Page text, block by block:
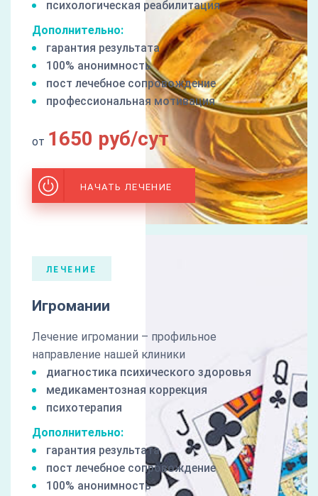
психологическая реабилитация
Дополнительно:
гарантия результата
100% анонимность
пост лечебное сопровождение
профессиональная мотивация
от 1650 руб/сут
НАЧАТЬ ЛЕЧЕНИЕ
ЛЕЧЕНИЕ
Игромании
Лечение игромании – профильное
направление нашей клиники
диагностика психического здоровья
медикаментозная коррекция
психотерапия
Дополнительно:
гарантия результата
пост лечебное сопровождение
100% анонимность